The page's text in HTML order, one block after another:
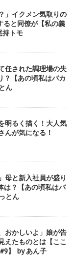
」イクメン気取りの
ると同僚が【私の義
持トモ
任された調理場の失
？【あの頃私はバカ
ん
明るく描く！大人気
んが気になる！
母と新入社員が盛り
は？【あの頃私はバ
とん
おかしいよ」娘が告
えたものとは【ここ
】 by あん子